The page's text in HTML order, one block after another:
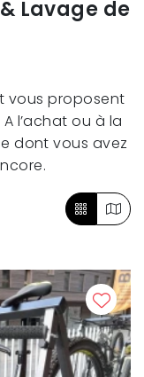
Lavage de
vous proposent
l’achat ou à la
dont vous avez